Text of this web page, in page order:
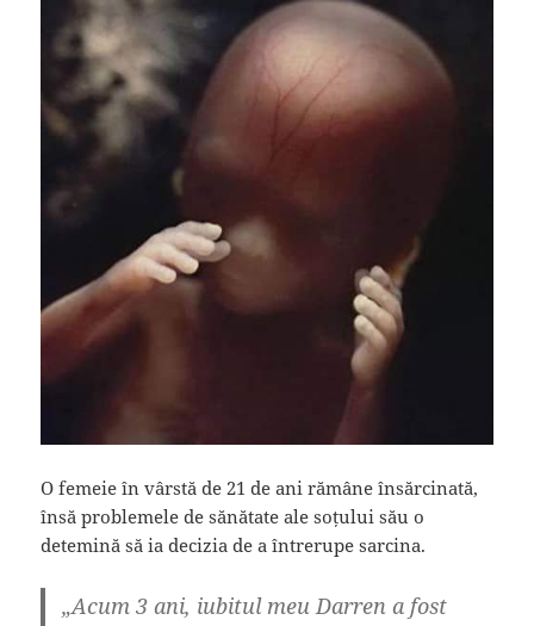
O femeie în vârstă de 21 de ani rămâne însărcinată,
însă problemele de sănătate ale soțului său o
detemină să ia decizia de a întrerupe sarcina.
„Acum 3 ani, iubitul meu Darren a fost